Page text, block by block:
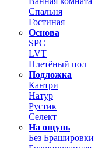
Спальня
Гостиная
Основа
SPC
LVT
Плетёный пол
Подложка
Кантри
Натур
Рустик
Селект
На ощупь
Без Брашировки